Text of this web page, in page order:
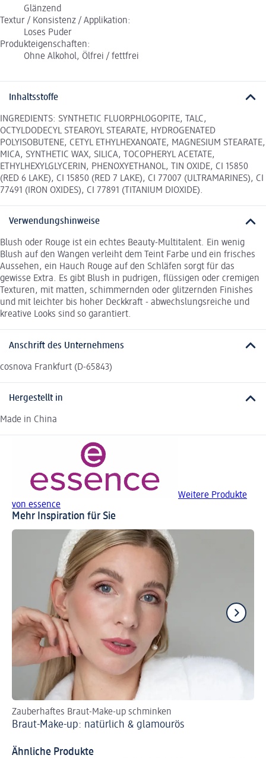
Glänzend
Textur / Konsistenz / Applikation:
Loses Puder
Produkteigenschaften:
Ohne Alkohol, Ölfrei / fettfrei
Inhaltsstoffe
INGREDIENTS: SYNTHETIC FLUORPHLOGOPITE, TALC,
OCTYLDODECYL STEAROYL STEARATE, HYDROGENATED
POLYISOBUTENE, CETYL ETHYLHEXANOATE, MAGNESIUM STEARATE,
MICA, SYNTHETIC WAX, SILICA, TOCOPHERYL ACETATE,
ETHYLHEXYLGLYCERIN, PHENOXYETHANOL, TIN OXIDE, CI 15850
(RED 6 LAKE), CI 15850 (RED 7 LAKE), CI 77007 (ULTRAMARINES), CI
77491 (IRON OXIDES), CI 77891 (TITANIUM DIOXIDE).
Verwendungshinweise
Blush oder Rouge ist ein echtes Beauty-Multitalent. Ein wenig
Blush auf den Wangen verleiht dem Teint Farbe und ein frisches
Aussehen, ein Hauch Rouge auf den Schläfen sorgt für das
gewisse Extra. Es gibt Blush in pudrigen, flüssigen oder cremigen
Texturen, mit matten, schimmernden oder glitzernden Finishes
und mit leichter bis hoher Deckkraft - abwechslungsreiche und
kreative Looks sind so garantiert.
Anschrift des Unternehmens
cosnova Frankfurt (D-65843)
Hergestellt in
Made in China
Weitere Produkte
von essence
Mehr Inspiration für Sie
Zauberhaftes Braut-Make-up schminken
Braut-Make-up: natürlich & glamourös
Ähnliche Produkte